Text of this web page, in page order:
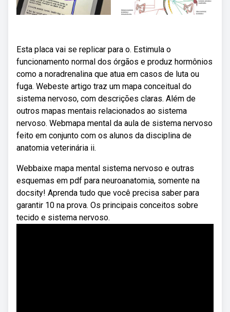
Esta placa vai se replicar para o. Estimula o
funcionamento normal dos órgãos e produz hormônios
como a noradrenalina que atua em casos de luta ou
fuga. Webeste artigo traz um mapa conceitual do
sistema nervoso, com descrições claras. Além de
outros mapas mentais relacionados ao sistema
nervoso. Webmapa mental da aula de sistema nervoso
feito em conjunto com os alunos da disciplina de
anatomia veterinária ii.
Webbaixe mapa mental sistema nervoso e outras
esquemas em pdf para neuroanatomia, somente na
docsity! Aprenda tudo que você precisa saber para
garantir 10 na prova. Os principais conceitos sobre
tecido e sistema nervoso.